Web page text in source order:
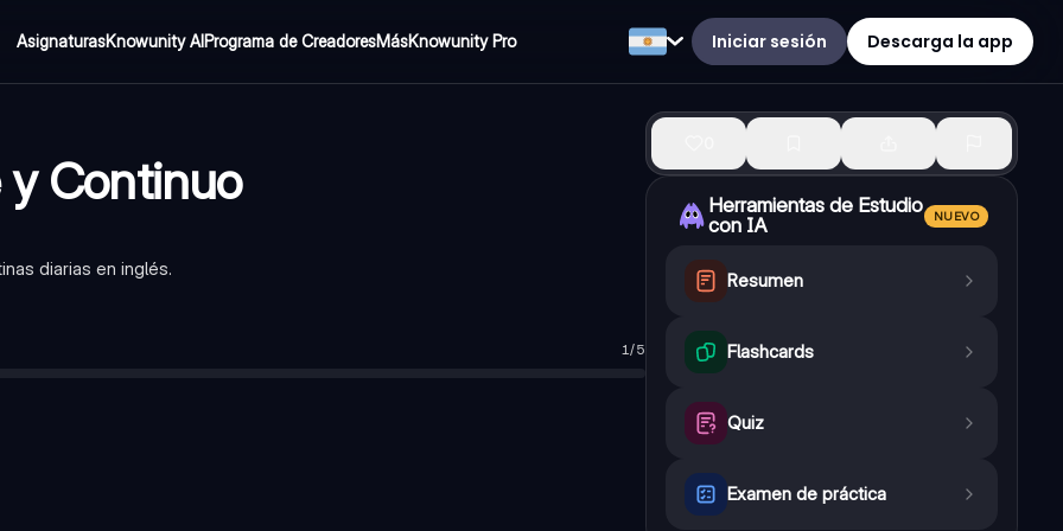
AsignaturasKnowunity AIPrograma de CreadoresMásKnowunity Pro Iniciar sesión Descarga la app
y Continuo
diarias en inglés.
1/5
con 'he', 'she', 'it'?
'we', 'they'?
'she', 'it'?
Herramientas de Estudio
con IA
NUEVO
Resumen
Flashcards
Quiz
Examen de práctica